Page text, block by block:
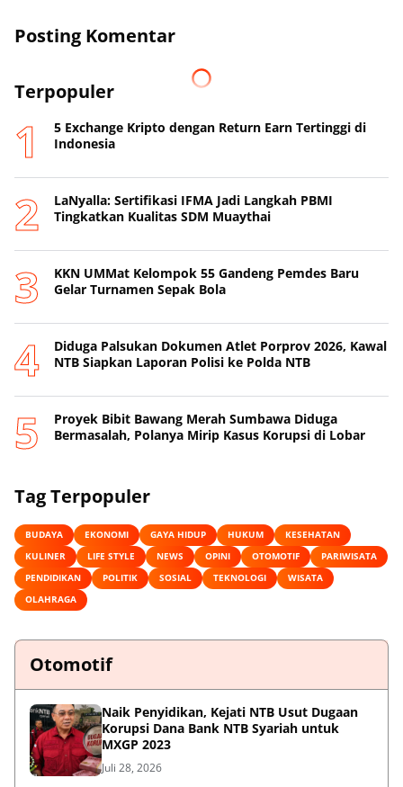
Posting Komentar
Terpopuler
5 Exchange Kripto dengan Return Earn Tertinggi di
Indonesia
LaNyalla: Sertifikasi IFMA Jadi Langkah PBMI
Tingkatkan Kualitas SDM Muaythai
KKN UMMat Kelompok 55 Gandeng Pemdes Baru
Gelar Turnamen Sepak Bola
Diduga Palsukan Dokumen Atlet Porprov 2026, Kawal
NTB Siapkan Laporan Polisi ke Polda NTB
Proyek Bibit Bawang Merah Sumbawa Diduga
Bermasalah, Polanya Mirip Kasus Korupsi di Lobar
Tag Terpopuler
BUDAYA EKONOMI GAYA HIDUP HUKUM
KESEHATAN
KULINER
LIFE STYLE NEWS OPINI OTOMOTIF
PARIWISATA
PENDIDIKAN
POLITIK SOSIAL TEKNOLOGI
WISATA
OLAHRAGA
Otomotif
Naik Penyidikan, Kejati NTB Usut Dugaan
Korupsi Dana Bank NTB Syariah untuk
MXGP 2023
Juli 28, 2026